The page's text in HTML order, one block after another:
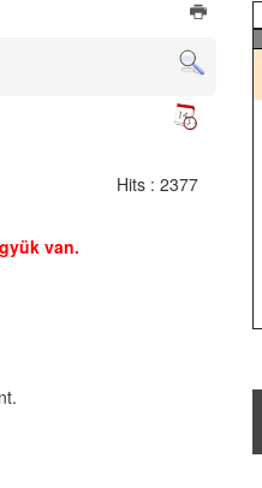
Hits : 2377
van.